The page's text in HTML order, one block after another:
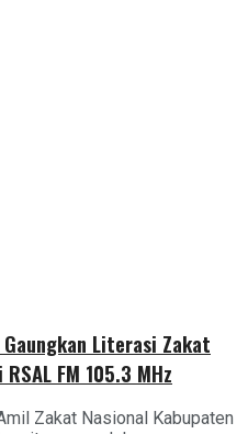
Gaungkan Literasi Zakat
FM 105.3 MHz
Zakat Nasional Kabupaten